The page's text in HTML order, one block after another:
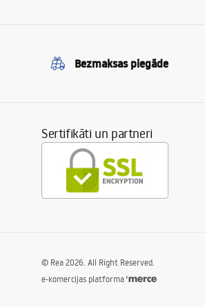
Bezmaksas piegāde
Sertifikāti un partneri
© Rea 2026. All Right Reserved.
e-komercijas platforma